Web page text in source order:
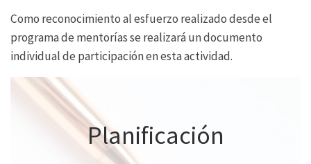
Como reconocimiento al esfuerzo realizado desde el
programa de mentorías se realizará un documento
individual de participación en esta actividad.
Planificación